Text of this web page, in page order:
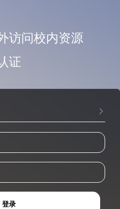
访问校内资源
证
登录